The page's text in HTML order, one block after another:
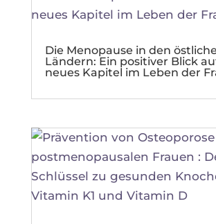
Die Menopause in den
Ländern: Ein positiver Blick
neues Kapitel im Leben der